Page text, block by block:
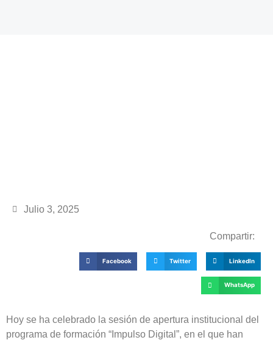
Julio 3, 2025
Compartir:
Facebook Twitter LinkedIn
WhatsApp
Hoy se ha celebrado la sesión de apertura institucional del
programa de formación “Impulso Digital”, en el que han